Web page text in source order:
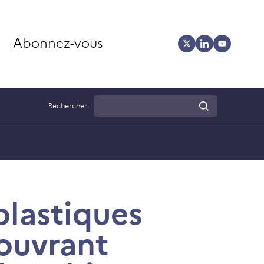
Abonnez-vous
Rechercher :